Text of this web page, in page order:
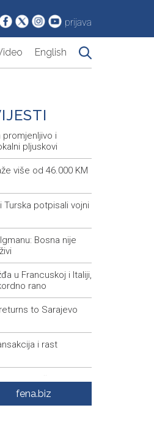
prijava
English
promjenljivo i
pljuskovi
više od 46.000 KM
Turska potpisali vojni
Bosna nije
u Francuskoj i Italiji,
rano
to Sarajevo
i rast
o dječjem
fena.biz